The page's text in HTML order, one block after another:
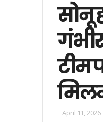
सोनू
टीम
April 11, 2026